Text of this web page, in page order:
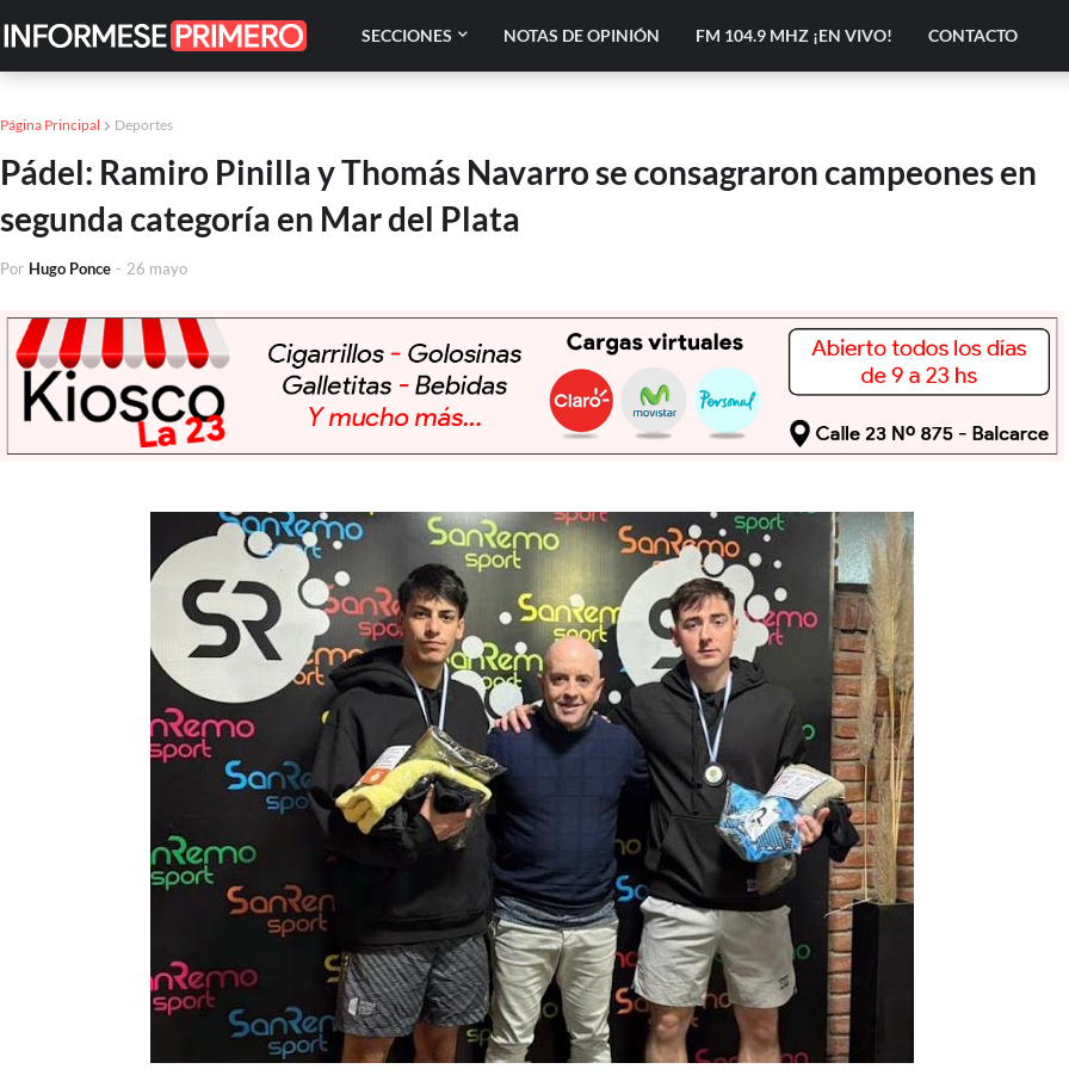
SECCIONES NOTAS DE OPINIÓN FM 104.9 MHZ ¡EN VIVO! CONTACTO
Página Principal Deportes
Pádel: Ramiro Pinilla y Thomás Navarro se consagraron campeones en
segunda categoría en Mar del Plata
Por Hugo Ponce - 26 mayo